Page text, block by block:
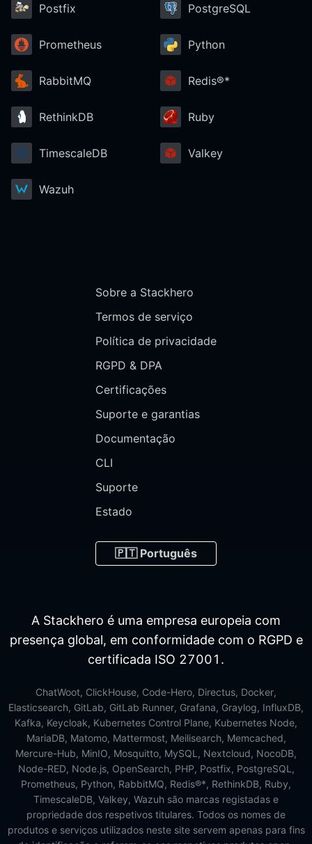
Postfix PostgreSQL
Prometheus Python
RabbitMQ Redis®*
RethinkDB Ruby
TimescaleDB Valkey
Wazuh
Sobre a Stackhero
Termos de serviço
Política de privacidade
RGPD & DPA
Certificações
Suporte e garantias
Documentação
CLI
Suporte
Estado
🇵🇹 Português
A Stackhero é uma empresa europeia com
presença global, em conformidade com o RGPD e
certificada ISO 27001.
ChatWoot, ClickHouse, Code-Hero, Directus, Docker,
Elasticsearch, GitLab, GitLab Runner, Grafana, Graylog, InfluxDB,
Kafka, Keycloak, Kubernetes Control Plane, Kubernetes Node,
MariaDB, Matomo, Mattermost, Meilisearch, Memcached,
Mercure-Hub, MinIO, Mosquitto, MySQL, Nextcloud, NocoDB,
Node-RED, Node.js, OpenSearch, PHP, Postfix, PostgreSQL,
Prometheus, Python, RabbitMQ, Redis®*, RethinkDB, Ruby,
TimescaleDB, Valkey, Wazuh são marcas registadas e
propriedade dos respetivos titulares. Todos os nomes de
produtos e serviços utilizados neste site servem apenas para fins